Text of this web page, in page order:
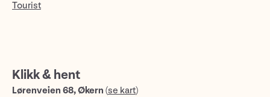
Tourist
Klikk & hent
Lørenveien 68, Økern (se kart)